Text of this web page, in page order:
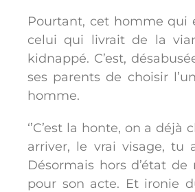
Pourtant, cet homme qui
celui qui livrait de la
kidnappé. C’est,
ses parents de choisir
homme.
‘’C’est la honte, on a
arriver, le vrai visage, tu
Désormais hors d’état
pour son acte. Et ironie